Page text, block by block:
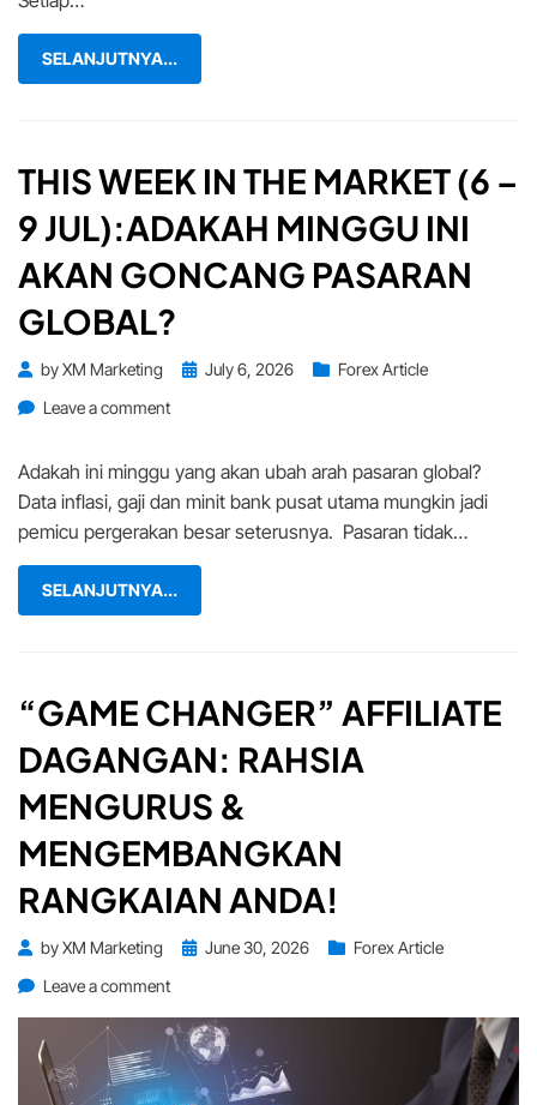
Anda
Ini!
SELANJUTNYA...
THIS WEEK IN THE MARKET (6 –
9 JUL):ADAKAH MINGGU INI
AKAN GONCANG PASARAN
GLOBAL?
byXM Marketing
PostedJuly 6, 2026
Forex Article
Leave a commenton
in
the
Market
(6
–
9
Ini
Akan
Goncang
Pasaran
Global?
Adakah ini minggu yang akan ubah arah pasaran global?
Data inflasi, gaji dan minit bank pusat utama mungkin jadi
pemicu pergerakan besar seterusnya. Pasaran tidak…
SELANJUTNYA...
“GAME CHANGER” AFFILIATE
DAGANGAN: RAHSIA
MENGURUS &
MENGEMBANGKAN
RANGKAIAN ANDA!
byXM Marketing
PostedJune 30, 2026
Forex Article
Leave a commenton
Changer”
Affiliate
Dagangan: